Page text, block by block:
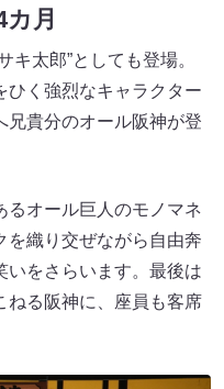
月
キ太郎”としても登場。
ひく強烈なキャラクター
兄貴分のオール阪神が登
るオール巨人のモノマネ
を織り交ぜながら自由奔
いをさらいます。最後は
ねる阪神に、座員も客席